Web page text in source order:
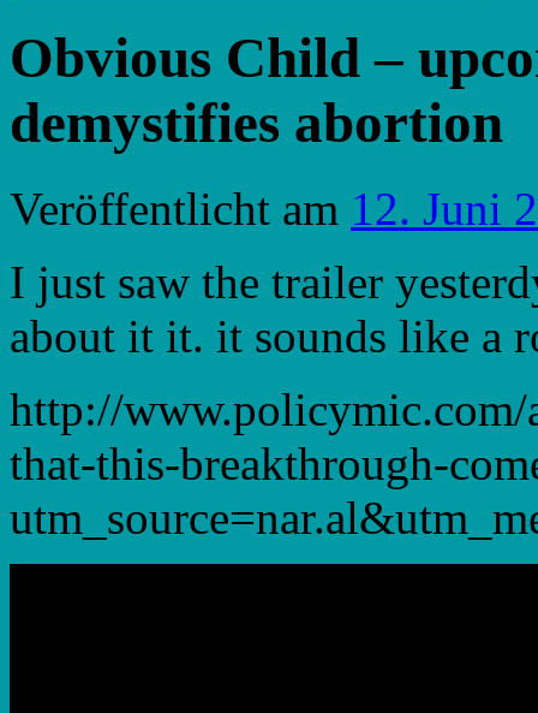
Obvious Child –
demystifies abortion
Veröffentlicht am 12. Juni
I just saw the trailer
about it it. it sounds like a
http://
that-this-breakthrough-